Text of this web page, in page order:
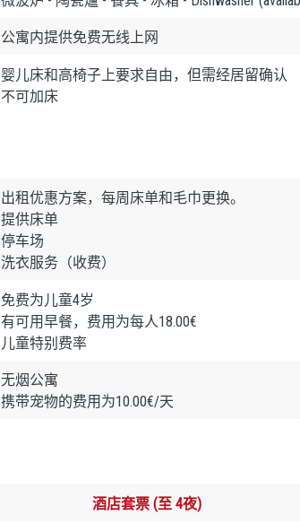
公寓内提供免费无线上网
婴儿床和高椅子上要求自由，但需经居留确认
不可加床
出租优惠方案，每周床单和毛巾更换。
提供床单
停车场
洗衣服务（收费）
免费为儿童4岁
有可用早餐，费用为每人18.00€
儿童特别费率
无烟公寓
携带宠物的费用为10.00€/天
酒店套票 (至 4夜)